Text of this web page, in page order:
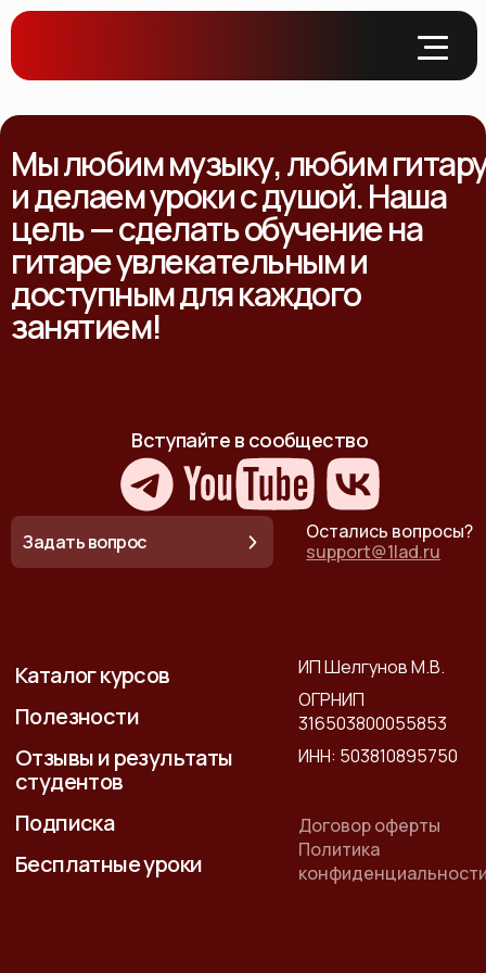
Мы любим музыку, любим
и делаем уроки с душой. Наша
цель — сделать обучение на
гитаре увлекательным и
доступным для каждого
занятием!
Вступайте в сообщество
Остались вопросы?
support@1lad.ru
Задать вопрос
Каталог курсов
Полезности
Отзывы и результаты
студентов
Подписка
Бесплатные уроки
ИП Шелгунов М.В.
ОГРНИП
316503800055853
ИНН: 503810895750
Договор оферты
Политика